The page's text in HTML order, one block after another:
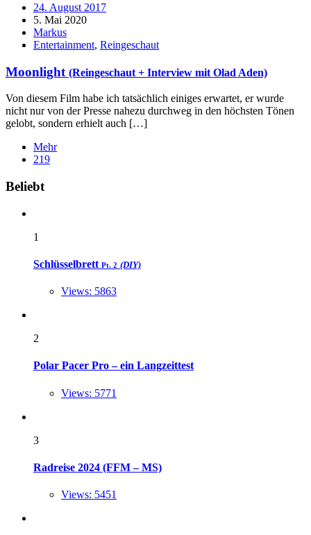
24. August 2017
5. Mai 2020
Markus
Entertainment, Reingeschaut
Moonlight (Reingeschaut + Interview mit Olad Aden)
Von diesem Film habe ich tatsächlich einiges erwartet, er wurde
nicht nur von der Presse nahezu durchweg in den höchsten Tönen
gelobt, sondern erhielt auch […]
Mehr
219
Widgets
Beliebt
1
Schlüsselbrett Pt. 2 (DIY)
Views: 5863
2
Polar Pacer Pro – ein Langzeittest
Views: 5771
3
Radreise 2024 (FFM – MS)
Views: 5451